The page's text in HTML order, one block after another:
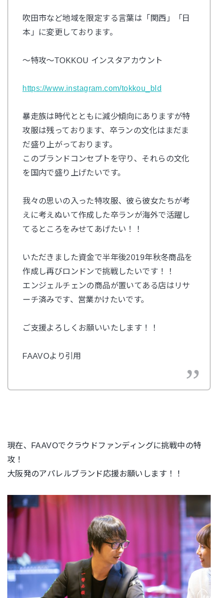
吹田市など地域を限定する言葉は「関西」「日
本」に変更しております。
〜特攻〜TOKKOU インスタアカウント
https://www.instagram.com/tokkou_bld
暴走族は時代とともに減少傾向にありますが特
攻服は残っております、卒ランの文化はまだま
だ盛り上がっております。
このブランドコンセプトを守り、それらの文化
を国内で盛り上げたいです。
我々の思いの入った特攻服、彼ら彼女たちが考
えに考えぬいて作成した卒ランが海外で活躍し
てるところをみせてあげたい！！
いただきました資金で半年後2019年秋冬商品を
作成し再びロンドンで挑戦したいです！！
エンジェルチェンの商品が置いてある店はリサ
ーチ済みです、営業かけたいです。
ご支援よろしくお願いいたします！！
FAAVOより引用
現在、FAAVOでクラウドファンディングに挑戦中の特
攻！
大阪発のアパレルブランド応援お願いします！！